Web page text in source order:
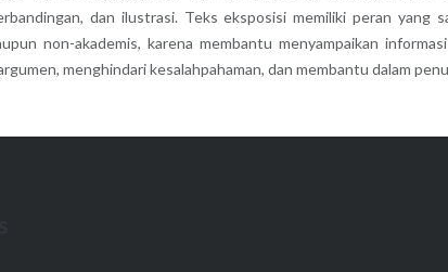
dan ilustrasi. Teks eksposisi memiliki peran yang
non-akademis, karena membantu menyampaikan
menghindari kesalahpahaman, dan membantu dalam